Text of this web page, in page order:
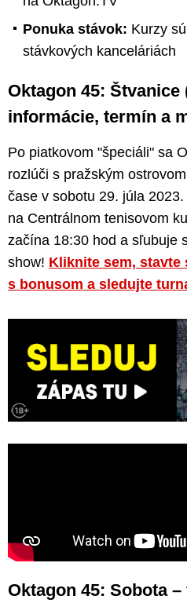
Ponuka stávok: Kurzy
stávkových kanceláriách
Oktagon 45: Štvanice
informácie, termín a
Po piatkovom "špeciáli" sa
rozlúči s pražským
čase v sobotu 29. júla
na Centrálnom tenisovom
začína 18:30 hod a sľubuje
show! Kliknite sem, stavte
s bonusom a sledujte
Oktagon 45: Sobota